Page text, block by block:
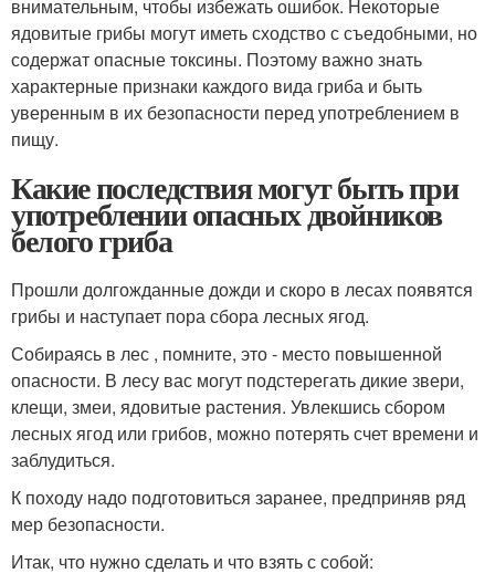
внимательным, чтобы избежать ошибок. Некоторые
ядовитые грибы могут иметь сходство с съедобными, но
содержат опасные токсины. Поэтому важно знать
характерные признаки каждого вида гриба и быть
уверенным в их безопасности перед употреблением в
пищу.
Какие последствия могут быть при
употреблении опасных двойников
белого гриба
Прошли долгожданные дожди и скоро в лесах появятся
грибы и наступает пора сбора лесных ягод.
Собираясь в лес , помните, это - место повышенной
опасности. В лесу вас могут подстерегать дикие звери,
клещи, змеи, ядовитые растения. Увлекшись сбором
лесных ягод или грибов, можно потерять счет времени и
заблудиться.
К походу надо подготовиться заранее, предприняв ряд
мер безопасности.
Итак, что нужно сделать и что взять с собой: